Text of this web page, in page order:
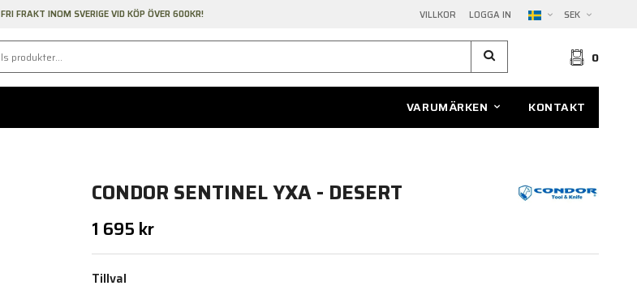
VILLKOR LOGGA IN SEK
FRI FRAKT INOM SVERIGE VID KÖP ÖVER 600KR!
0
VARUMÄRKEN KONTAKT
CONDOR SENTINEL YXA - DESERT
1 695 kr
Tillval